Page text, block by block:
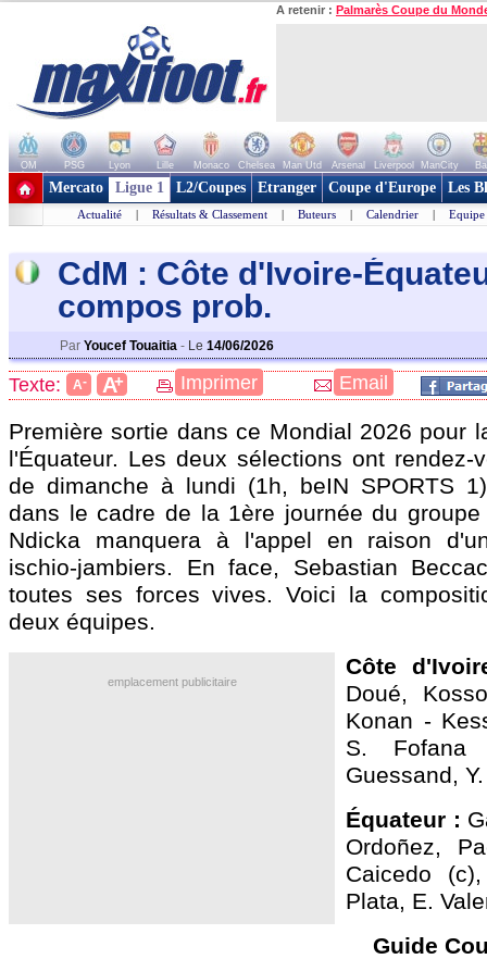
A retenir : Palmarès Coupe du
OM PSG Lyon Lille Monaco Chelsea Man Utd Arsenal Liverpool ManCity
+ de clubs
Mercato Ligue 1 L2/Coupes Etranger Coupe d'Europe Les
Actualité | Résultats & Classement | Buteurs | Calendrier | Equipe
CdM : Côte d'Ivoire-
compos prob.
Par Youcef Touaitia - Le 14/06/2026
Texte: A- A+ Imprimer Email
Première sortie dans ce Mondial 2026 pour
l'Équateur. Les deux sélections ont rendez-
de dimanche à lundi (1h, beIN SPORTS
dans le cadre de la 1ère journée du
Ndicka manquera à l'appel en raison
ischio-jambiers. En face, Sebastian
toutes ses forces vives. Voici la
deux équipes.
emplacement publicitaire
Côte
Doué,
Konan -
S.
Guessand,
Équateur :
Ordoñez,
Caicedo
Plata, E.
Guide